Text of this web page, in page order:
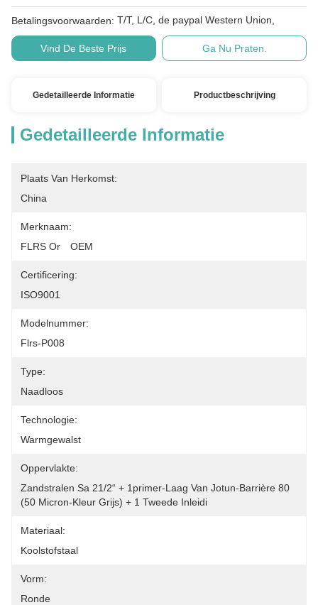
Betalingsvoorwaarden: T/T, L/C, de paypal Western Union,
Vind De Beste Prijs Ga Nu Praten.
Gedetailleerde Informatie Productbeschrijving
Gedetailleerde Informatie
Plaats Van Herkomst:
China
Merknaam:
FLRS Or　OEM
Certificering:
ISO9001
Modelnummer:
Flrs-P008
Type:
Naadloos
Technologie:
Warmgewalst
Oppervlakte:
Zandstralen Sa 21/2“ + 1primer-Laag Van Jotun-Barrière 80
(50 Micron-Kleur Grijs) + 1 Tweede Inleidi
Materiaal:
Koolstofstaal
Vorm:
Ronde